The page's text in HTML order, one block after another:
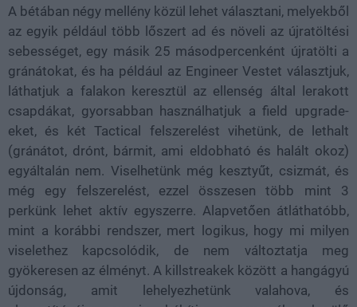
A bétában négy mellény közül lehet választani, melyekből
az egyik például több lőszert ad és növeli az újratöltési
sebességet, egy másik 25 másodpercenként újratölti a
gránátokat, és ha például az Engineer Vestet választjuk,
láthatjuk a falakon keresztül az ellenség által lerakott
csapdákat, gyorsabban használhatjuk a field upgrade-
eket, és két Tactical felszerelést vihetünk, de lethalt
(gránátot, drónt, bármit, ami eldobható és halált okoz)
egyáltalán nem. Viselhetünk még kesztyűt, csizmát, és
még egy felszerelést, ezzel összesen több mint 3
perkünk lehet aktív egyszerre. Alapvetően átláthatóbb,
mint a korábbi rendszer, mert logikus, hogy mi milyen
viselethez kapcsolódik, de nem változtatja meg
gyökeresen az élményt. A killstreakek között a hangágyú
újdonság, amit lehelyezhetünk valahova, és